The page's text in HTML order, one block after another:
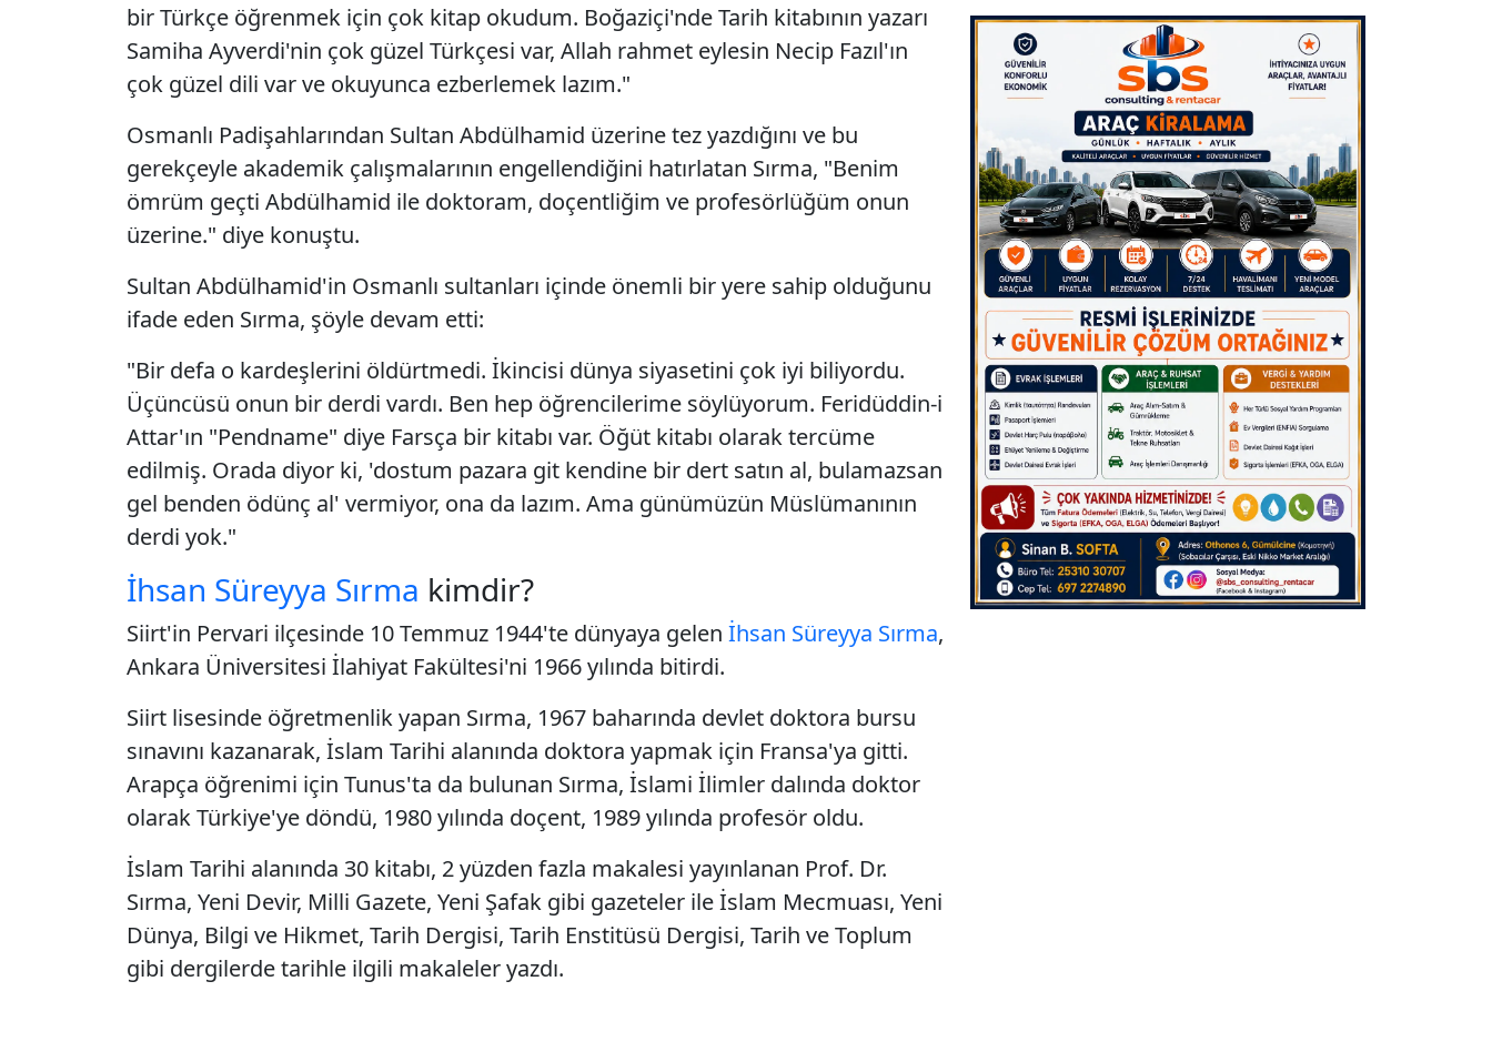
bir Türkçe öğrenmek için çok kitap okudum. Boğaziçi'nde Tarih kitabının yazarı
Samiha Ayverdi'nin çok güzel Türkçesi var, Allah rahmet eylesin Necip Fazıl'ın
çok güzel dili var ve okuyunca ezberlemek lazım."
Osmanlı Padişahlarından Sultan Abdülhamid üzerine tez yazdığını ve bu
gerekçeyle akademik çalışmalarının engellendiğini hatırlatan Sırma, "Benim
ömrüm geçti Abdülhamid ile doktoram, doçentliğim ve profesörlüğüm onun
üzerine." diye konuştu.
Sultan Abdülhamid'in Osmanlı sultanları içinde önemli bir yere sahip olduğunu
ifade eden Sırma, şöyle devam etti:
"Bir defa o kardeşlerini öldürtmedi. İkincisi dünya siyasetini çok iyi biliyordu.
Üçüncüsü onun bir derdi vardı. Ben hep öğrencilerime söylüyorum. Feridüddin-i
Attar'ın "Pendname" diye Farsça bir kitabı var. Öğüt kitabı olarak tercüme
edilmiş. Orada diyor ki, 'dostum pazara git kendine bir dert satın al, bulamazsan
gel benden ödünç al' vermiyor, ona da lazım. Ama günümüzün Müslümanının
derdi yok."
İhsan Süreyya Sırma kimdir?
Siirt'in Pervari ilçesinde 10 Temmuz 1944'te dünyaya gelen İhsan Süreyya Sırma,
Ankara Üniversitesi İlahiyat Fakültesi'ni 1966 yılında bitirdi.
Siirt lisesinde öğretmenlik yapan Sırma, 1967 baharında devlet doktora bursu
sınavını kazanarak, İslam Tarihi alanında doktora yapmak için Fransa'ya gitti.
Arapça öğrenimi için Tunus'ta da bulunan Sırma, İslami İlimler dalında doktor
olarak Türkiye'ye döndü, 1980 yılında doçent, 1989 yılında profesör oldu.
İslam Tarihi alanında 30 kitabı, 2 yüzden fazla makalesi yayınlanan Prof. Dr.
Sırma, Yeni Devir, Milli Gazete, Yeni Şafak gibi gazeteler ile İslam Mecmuası, Yeni
Dünya, Bilgi ve Hikmet, Tarih Dergisi, Tarih Enstitüsü Dergisi, Tarih ve Toplum
gibi dergilerde tarihle ilgili makaleler yazdı.